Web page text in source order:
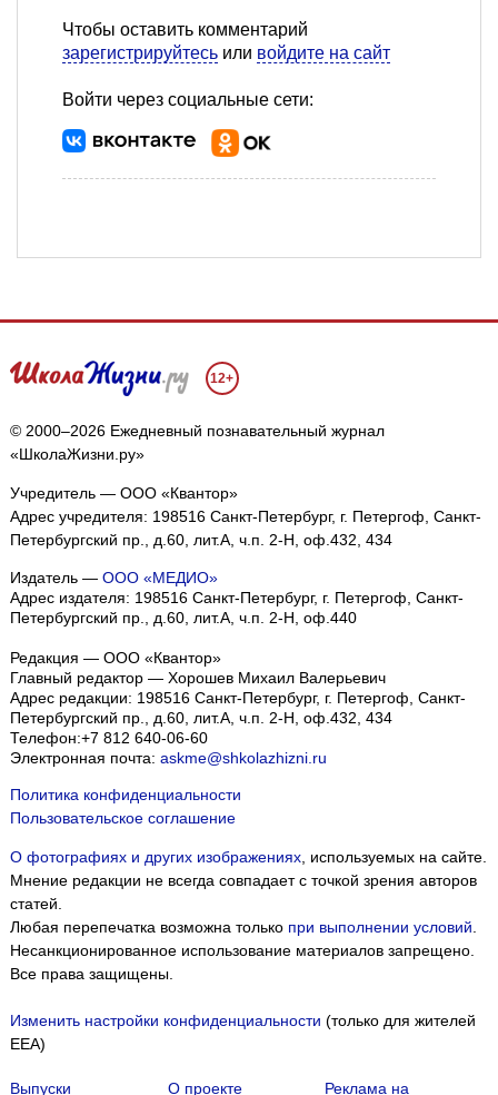
Чтобы оставить комментарий
зарегистрируйтесь или войдите на сайт
Войти через социальные сети:
12+
© 2000–2026 Ежедневный познавательный журнал
«ШколаЖизни.ру»
Учредитель — ООО «Квантор»
Адрес учредителя: 198516 Санкт-Петербург, г. Петергоф, Санкт-
Петербургский пр., д.60, лит.А, ч.п. 2-Н, оф.432, 434
Издатель — ООО «МЕДИО»
Адрес издателя: 198516 Санкт-Петербург, г. Петергоф, Санкт-
Петербургский пр., д.60, лит.А, ч.п. 2-Н, оф.440
Редакция — ООО «Квантор»
Главный редактор — Хорошев Михаил Валерьевич
Адрес редакции: 198516 Санкт-Петербург, г. Петергоф Санкт-
Петербургский пр., д.60, лит.А, ч.п. 2-Н, оф.432, 434
Телефон:+7 812 640-06-60
Электронная почта: askme@shkolazhizni.ru
Политика конфиденциальности
Пользовательское соглашение
О фотографиях и других изображениях, используемых на сайте.
Мнение редакции не всегда совпадает с точкой зрения авторов
статей.
Любая перепечатка возможна только при выполнении условий
Несанкционированное использование материалов запрещено.
Все права защищены.
Изменить настройки конфиденциальности (только для жителей
EEA)
Выпуски О проекте Реклама на